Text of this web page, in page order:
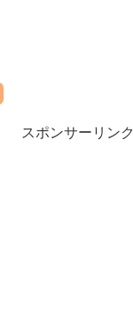
スポンサーリンク